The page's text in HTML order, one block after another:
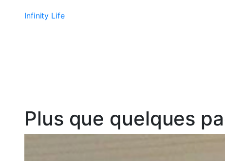
Infinity Life
Plus que quelques